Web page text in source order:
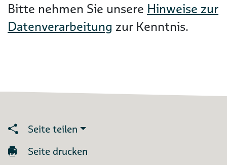
Bitte nehmen Sie unsere Hinweise zur
Datenverarbeitung zur Kenntnis.
Seite teilen
Seite drucken